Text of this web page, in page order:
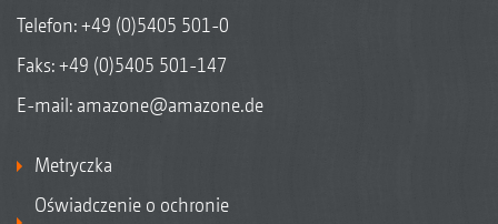
Telefon:+49 (0)5405 501-0
Faks: +49 (0)5405 501-147
E-mail: amazone@amazone.de
Metryczka
Oświadczenie o ochronie